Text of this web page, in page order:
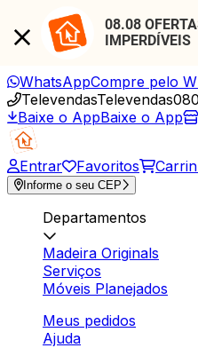
08.08
IMPERDÍVEIS
WhatsAppCompre pelo
TelevendasTelevendas
Baixe o AppBaixe o App
Entrar Favoritos
Informe o seu CEP
Departamentos
Madeira Originals
Serviços
Móveis Planejados
Meus pedidos
Ajuda